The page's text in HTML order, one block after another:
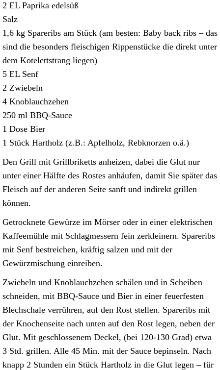
2 EL Paprika edelsüß
Salz
1,6 kg Spareribs am Stück (am besten: Baby back ribs – das
sind die besonders fleischigen Rippenstücke die direkt unter
dem Kotelettstrang liegen)
5 EL Senf
2 Zwiebeln
4 Knoblauchzehen
250 ml BBQ-Sauce
1 Dose Bier
1 Stück Hartholz (z.B.: Apfelholz, Rebknorzen o.ä.)
Den Grill mit Grillbriketts anheizen, dabei die Glut nur
unter einer Hälfte des Rostes anhäufen, damit Sie später das
Fleisch auf der anderen Seite sanft und indirekt grillen
können.
Getrocknete Gewürze im Mörser oder in einer elektrischen
Kaffeemühle mit Schlagmessern fein zerkleinern. Spareribs
mit Senf bestreichen, kräftig salzen und mit der
Gewürzmischung einreiben.
Zwiebeln und Knoblauchzehen schälen und in Scheiben
schneiden, mit BBQ-Sauce und Bier in einer feuerfesten
Blechschale verrühren, auf den Rost stellen. Spareribs mit
der Knochenseite nach unten auf den Rost legen, neben der
Glut. Mit geschlossenem Deckel, (bei 120-130 Grad) etwa
3 Std. grillen. Alle 45 Min. mit der Sauce bepinseln. Nach
knapp 2 Stunden ein Stück Hartholz in die Glut legen – für